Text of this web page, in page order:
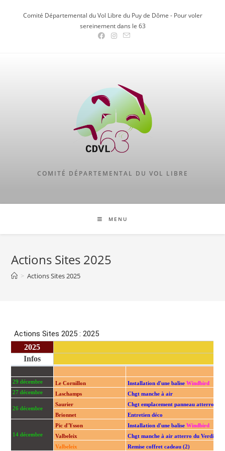
Comité Départemental du Vol Libre du Puy de Dôme - Pour voler
sereinement dans le 63
COMITÉ DÉPARTEMENTAL DU VOL LIBRE
MENU
Actions Sites 2025
> Actions Sites 2025